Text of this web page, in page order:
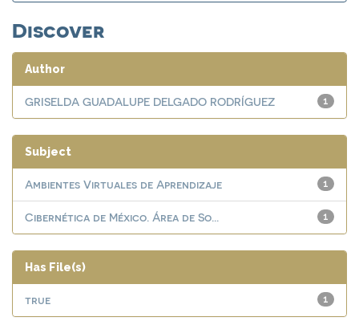
Discover
Author
1
GRISELDA GUADALUPE DELGADO RODRÍGUEZ
Subject
1
Ambientes Virtuales de Aprendizaje
1
Cibernética de México. Área de So...
Has File(s)
1
true